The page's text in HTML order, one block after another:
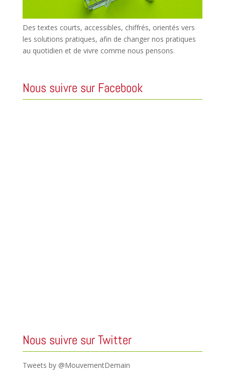
Des textes courts, accessibles, chiffrés, orientés vers
les solutions pratiques, afin de changer nos pratiques
au quotidien et de vivre comme nous pensons.
Nous suivre sur Facebook
Nous suivre sur Twitter
Tweets by @MouvementDemain